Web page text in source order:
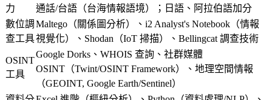
力
通話/台語（台海情報語境）；日語、阿拉伯語加分
數位調
查工具
Maltego（關係圖分析）、i2 Analyst's Notebook（情報
視覺化）、Shodan（IoT 掃描）、Bellingcat 調查技術
OSINT
工具
Google Dorks、WHOIS 查詢、社群媒體
OSINT（Twint/OSINT Framework）、地理空間情報
（GEOINT, Google Earth/Sentinel）